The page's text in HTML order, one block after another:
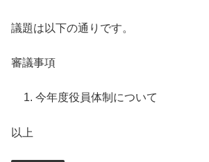
議題は以下の通りです。
審議事項
今年度役員体制について
以上